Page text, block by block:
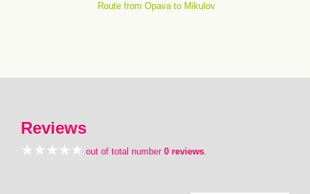
Route from Opava to Mikulov
Reviews
out of total number 0 reviews.